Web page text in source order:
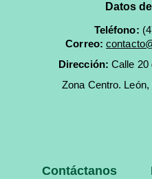
Datos
Teléfono:
Correo:
Dirección:Calle 20
Zona Centro.
Contáctanos